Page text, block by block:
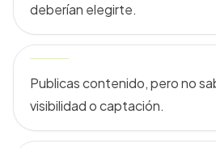
deberían elegirte.
Publicas contenido, pero no
visibilidad o captación.